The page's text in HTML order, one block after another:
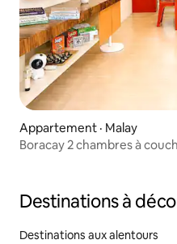
Appartement · Malay
Boracay 2 chambres à
Destinations à
Destinations aux alentours